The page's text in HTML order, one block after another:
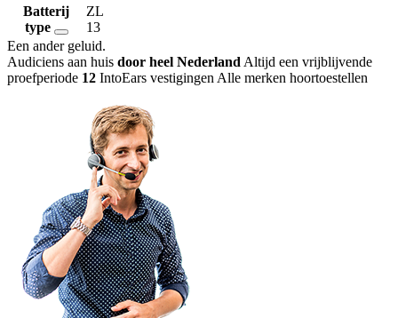
Batterij
type
ZL
13
Een ander geluid.
Audiciens aan huis door heel Nederland Altijd een vrijblijvende
proefperiode 12 IntoEars vestigingen Alle merken hoortoestellen